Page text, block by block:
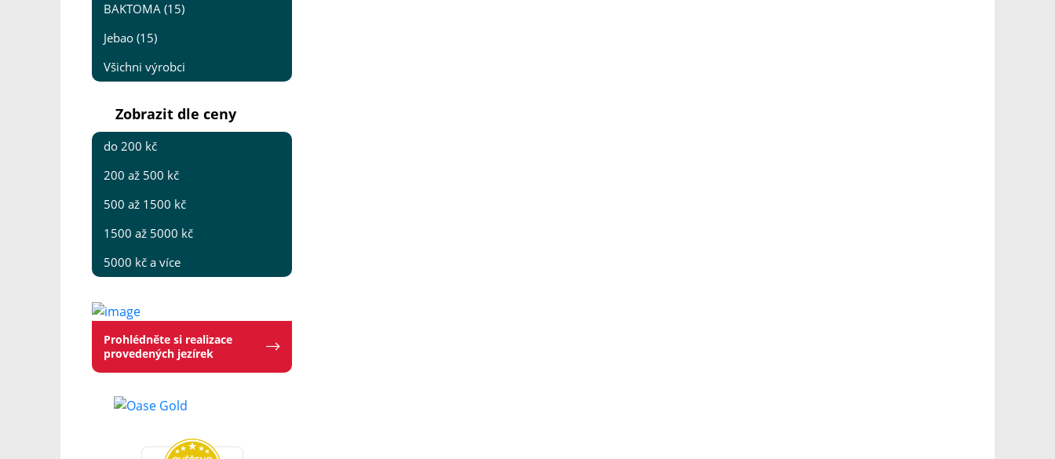
BAKTOMA (15)
Jebao (15)
Všichni výrobci
Zobrazit dle ceny
do 200 kč
200 až 500 kč
500 až 1500 kč
1500 až 5000 kč
5000 kč a více
Prohlédněte si realizace
provedených jezírek